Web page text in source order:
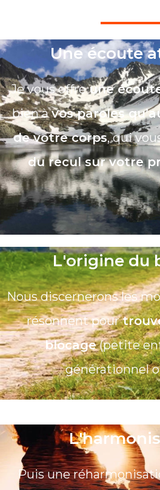
Une écoute
Je vous offreune
bien àvos paroles
de votre corps, qui
du recul sur votre
L'origine du
Nous discernerons les
résonnent pour
blocage(petite
générationnel
Puis une